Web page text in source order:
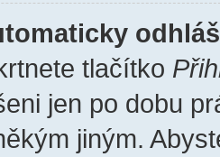
tlačítko
jen po dobu
jiným.